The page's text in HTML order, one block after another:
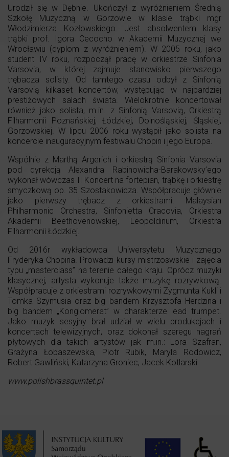
Urodził się w Dębnie. Ukończył z wyróżnieniem Średnią
Szkołę Muzyczną w Gorzowie w klasie trąbki mgr
Włodzimierza Kozłowskiego. Jest absolwentem klasy
trąbki prof. Igora Cecocho w Akademii Muzycznej we
Wrocławiu (dyplom z wyróżnieniem). W 2005 roku, jako
student IV roku, rozpoczął pracę w orkiestrze Sinfonia
Varsovia, w której zajmuje stanowisko pierwszego
trębacza solisty. Od tamtego czasu odbył z Sinfonią
Varsovią kilkaset koncertów, występując w najbardziej
prestiżowych salach świata. Wielokrotnie koncertował
również jako solista, m.in. z Sinfonią Varsovią, Orkiestrą
Filharmonii Poznańskiej, Łódzkiej, Dolnośląskiej, Śląskiej,
Gorzowskiej. W lipcu 2006 roku wystąpił jako solista na
koncercie inauguracyjnym festiwalu Chopin i jego Europa.
Wspólnie z Marthą Argerich i orkiestrą Sinfonia Varsovia
pod dyrekcją Alexandra Rabinowicha-Barakowsky’ego
wykonał wówczas II Koncert na fortepian, trąbkę i orkiestrę
smyczkową op. 35 Szostakowicza. Współpracuje głównie
jako pierwszy trębacz z orkiestrami: Malaysian
Philharmonic Orchestra, Sinfonietta Cracovia, Orkiestra
Akademii Beethovenowskiej, Leopoldinum, Orkiestra
Filharmonii Łódzkiej.
Od 2016r wykładowca Uniwersytetu Muzycznego
Fryderyka Chopina. Prowadzi kursy mistrzoswskie i zajęcia
typu „masterclass” na terenie całego kraju. Oprócz muzyki
klasycznej, artysta wykonuje także muzykę rozrywkową.
Współpracuje z orkiestrami rozrywkowymi Zygmunta Kukli i
Tomka Szymusia oraz big bandem Krzysztofa Herdzina i
big bandem „Konglomerat” w charakterze lead trumpet.
Jako muzyk sesyjny brał udział w wielu produkcjach i
koncertach telewizyjnych, oraz dokonał szeregu nagrań
płytowych dla takich artystów jak m.in.: Lora Szafran,
Grażyna Łobaszewska, Piotr Rubik, Maryla Rodowicz,
Robert Gawliński, Katarzyna Groniec, Jacek Kotlarski
www.polishbrassquintet.pl